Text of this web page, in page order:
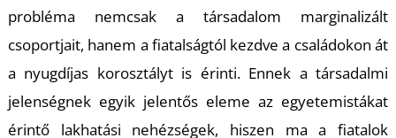
probléma nemcsak a társadalom marginalizált
csoportjait, hanem a fiatalságtól kezdve a családokon át
a nyugdíjas korosztályt is érinti. Ennek a társadalmi
jelenségnek egyik jelentős eleme az egyetemistákat
érintő lakhatási nehézségek, hiszen ma a fiatalok